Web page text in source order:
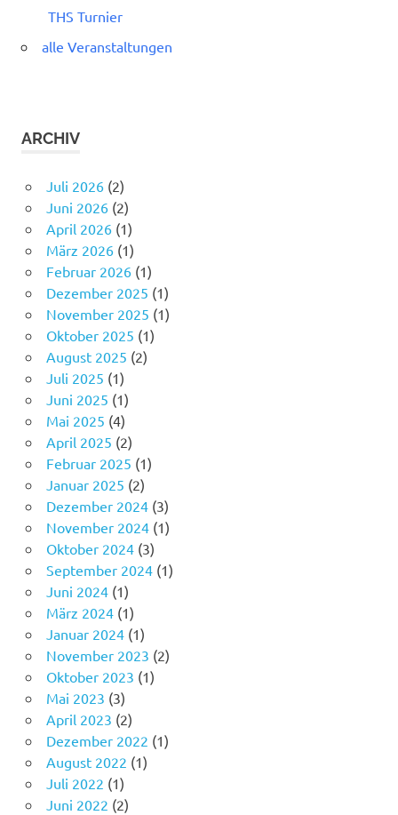
THS Turnier
alle Veranstaltungen
ARCHIV
Juli 2026(2)
Juni 2026(2)
April 2026(1)
März 2026(1)
Februar 2026(1)
Dezember 2025 (1)
November 2025 (1)
Oktober 2025 (1)
August 2025 (2)
Juli 2025 (1)
Juni 2025 (1)
Mai 2025 (4)
April 2025 (2)
Februar 2025 (1)
Januar 2025 (2)
Dezember 2024(3)
November 2024(1)
Oktober 2024(3)
September 2024(1)
Juni 2024(1)
März 2024(1)
Januar 2024(1)
November 2023 (2)
Oktober 2023 (1)
Mai 2023 (3)
April 2023 (2)
Dezember 2022 (1)
August 2022 (1)
Juli 2022 (1)
Juni 2022 (2)